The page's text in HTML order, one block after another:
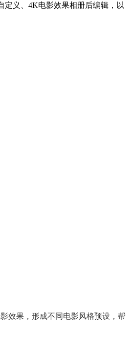
定义、4K电影效果相册后编辑，以
效果，形成不同电影风格预设，帮